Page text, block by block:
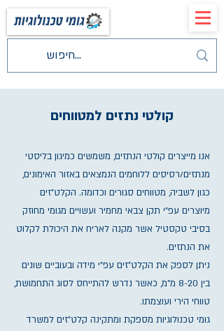
קולטי נתזים למטווחים
אנו מייצרים קולטי הנתזים, משמשים כמיגון בליסטי
מנתזים/רסיסים ללוחמים הנמצאים באזור האימונים,
כגון לשביה, מטווחים סגורים וכדומה. הקלט"זים
מיוצרים עפ"י תקן צבאי מחמיר ועשויים מגומי מחוזק
בסיבי טקסטיל אשר מקנה לאריח את היכולת לקלוט
את הנתזים.
ניתן לספק את הקלט"זים עפ"י מידה ובעוביים שונים
בין 8-20 מ"מ, כאשר נדרש להתייחס לסוג התחמושת,
טווחי הירי ועוצמתו.
גומי טכנולוגיות מספקת ומתקינה קלט"זים למשרד